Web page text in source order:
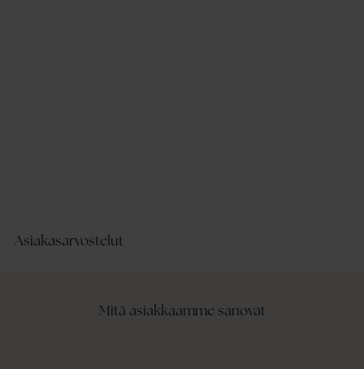
Asiakasarvostelut
Mitä asiakkaamme sanovat